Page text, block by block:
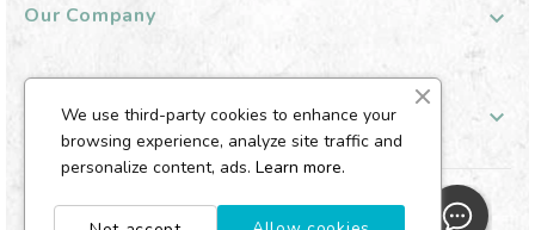
Our Company 
Your Customer Account 
© 2026 Aroflora - Well-being diffuser
We use third-party cookies to enhance your
browsing experience, analyze site traffic and
personalize content, ads. Learn more.